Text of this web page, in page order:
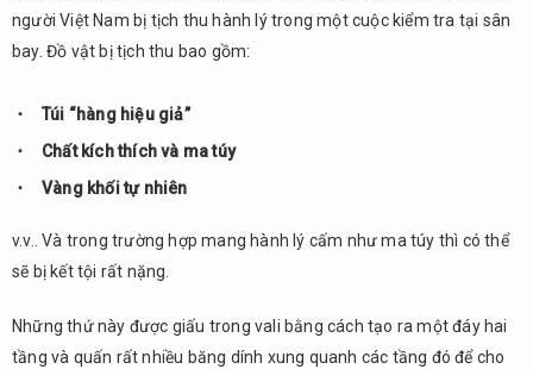
người Việt Nam bị tịch thu hành lý trong một cuộc kiểm tra tại sân
bay. Đồ vật bị tịch thu bao gồm:
Túi “hàng hiệu giả”
Chất kích thích và ma túy
Vàng khối tự nhiên
v.v.. Và trong trường hợp mang hành lý cấm như ma túy thì có thể
sẽ bị kết tội rất nặng.
Những thứ này được giấu trong vali bằng cách tạo ra một đáy hai
tầng và quấn rất nhiều băng dính xung quanh các tầng đó để cho